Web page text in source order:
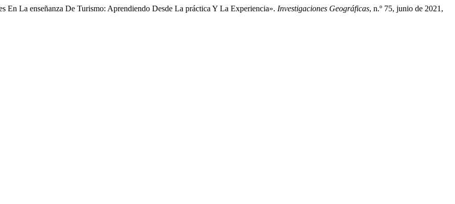
La enseñanza De Turismo: Aprendiendo Desde La práctica Y La Experiencia». Investigaciones Geográficas, n.º 75, junio de 2021,